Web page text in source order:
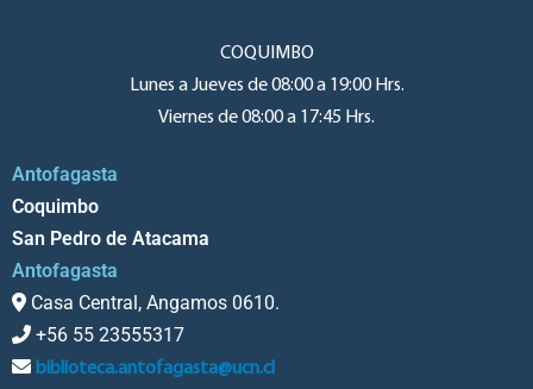
COQUIMBO
Lunes a Jueves de 08:00 a 19:00 Hrs.
Viernes de 08:00 a 17:45 Hrs.
Antofagasta
Coquimbo
San Pedro de Atacama
Antofagasta
Casa Central, Angamos 0610.
+56 55 23555317
biblioteca.antofagasta@ucn.cl